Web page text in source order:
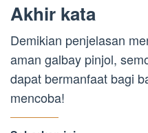
Akhir kata
Demikian penjelasan
aman galbay pinjol,
dapat bermanfaat bagi
mencoba!